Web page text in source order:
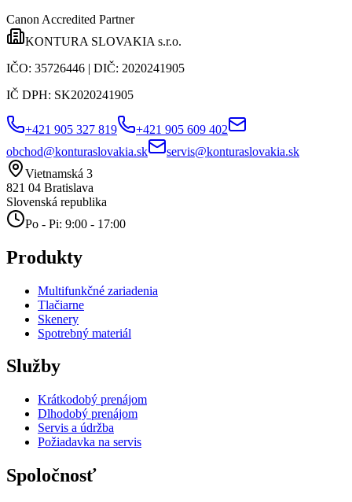
Canon Accredited Partner
KONTURA SLOVAKIA s.r.o.
IČO: 35726446 | DIČ: 2020241905
IČ DPH: SK2020241905
+421 905 327 819
+421 905 609 402
obchod@konturaslovakia.sk
servis@konturaslovakia.sk
Vietnamská 3
821 04 Bratislava
Slovenská republika
Po - Pi: 9:00 - 17:00
Produkty
Multifunkčné zariadenia
Tlačiarne
Skenery
Spotrebný materiál
Služby
Krátkodobý prenájom
Dlhodobý prenájom
Servis a údržba
Požiadavka na servis
Spoločnosť